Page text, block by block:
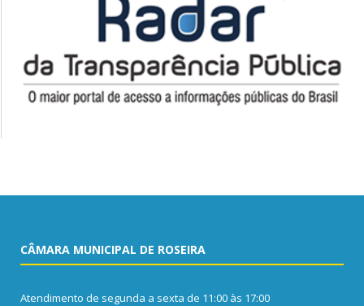
CÂMARA MUNICIPAL DE ROSEIRA
Atendimento de segunda a sexta de 11:00 às 17:00